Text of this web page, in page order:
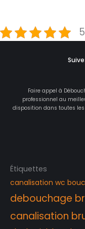
Faire appel à
professionnel au
disposition dans toutes les
Étiquettes
canalisation wc
debouchage
canalisation